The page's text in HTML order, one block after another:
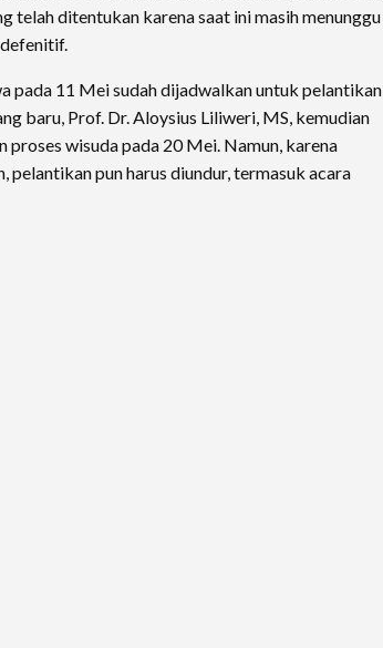
telah ditentukan karena saat ini masih menunggu
pada 11 Mei sudah dijadwalkan untuk pelantikan
baru, Prof. Dr. Aloysius Liliweri, MS, kemudian
proses wisuda pada 20 Mei. Namun, karena
pelantikan pun harus diundur, termasuk acara